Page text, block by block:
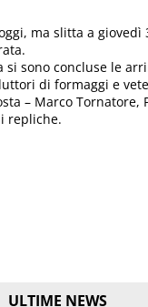
ma slitta a
si sono concluse le
di formaggi e
– Marco Tornatore,
repliche.
ULTIME NEWS